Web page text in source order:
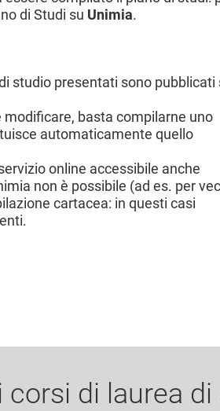
di Studi su Unimia.
studio presentati sono pubblicati
basta compilarne uno
automaticamente quello
online accessibile anche
non è possibile (ad es. per
cartacea: in questi casi
corsi di laurea